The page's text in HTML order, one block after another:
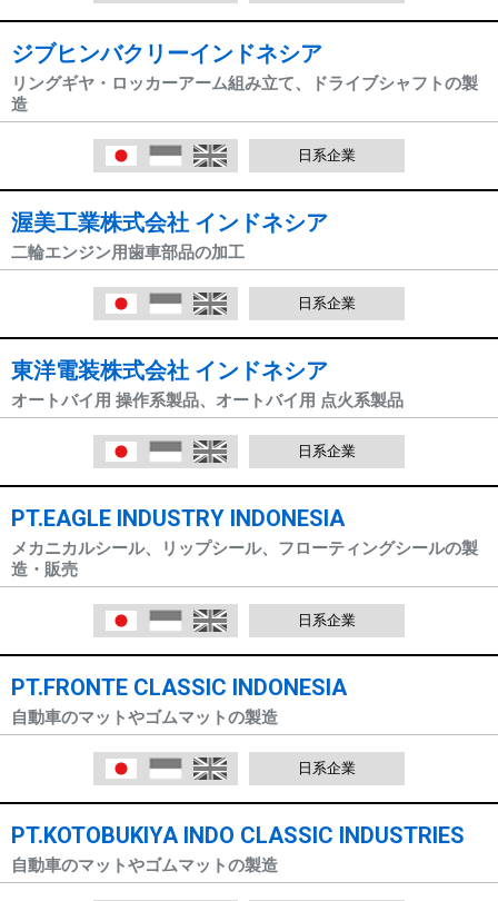
ジブヒンバクリーインドネシア
リングギヤ・ロッカーアーム組み立て、ドライブシャフトの製
造
日本語 Indonesia 日系企業
渥美工業株式会社 インドネシア
二輪エンジン用歯車部品の加工
日本語 Indonesia 日系企業
東洋電装株式会社 インドネシア
オートバイ用 操作系製品、オートバイ用 点火系製品
日本語 Indonesia 日系企業
PT.EAGLE INDUSTRY INDONESIA
メカニカルシール、リップシール、フローティングシールの製
造・販売
日本語 Indonesia 日系企業
PT.FRONTE CLASSIC INDONESIA
自動車のマットやゴムマットの製造
日本語 Indonesia 日系企業
PT.KOTOBUKIYA INDO CLASSIC INDUSTRIES
自動車のマットやゴムマットの製造